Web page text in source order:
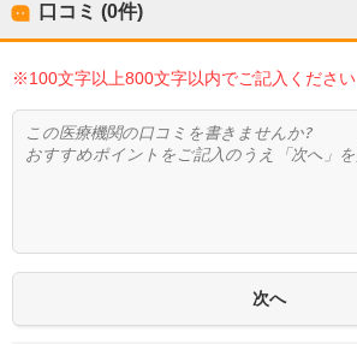
口コミ (0件)
※100文字以上800文字以内でご記入ください